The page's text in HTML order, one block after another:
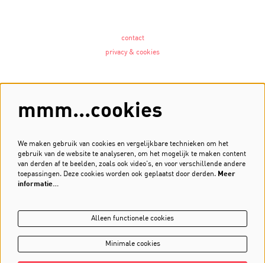
contact
privacy & cookies
Meld je aan voor de nieuwsbrief
Inschrijven
mmm...cookies
We maken gebruik van cookies en vergelijkbare technieken om het
gebruik van de website te analyseren, om het mogelijk te maken content
van derden af te beelden, zoals ook video’s, en voor verschillende andere
toepassingen. Deze cookies worden ook geplaatst door derden. Meer
informatie…
Alleen functionele cookies
Minimale cookies